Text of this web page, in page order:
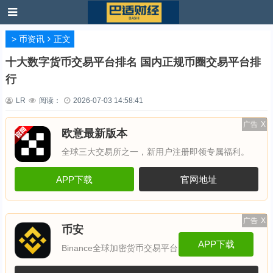
> 币资讯 正文
十大数字货币交易平台排名 国内正规币圈交易平台排
行
LR 阅读： 2026-07-03 14:58:41
广告 X
欧意最新版本
全球三大交易所之一，新用户注册即领专属福利。
APP下载 官网地址
广告 X
币安
Binance全球加密货币交易平台 APP下载